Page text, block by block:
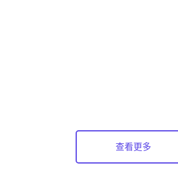
查看更多